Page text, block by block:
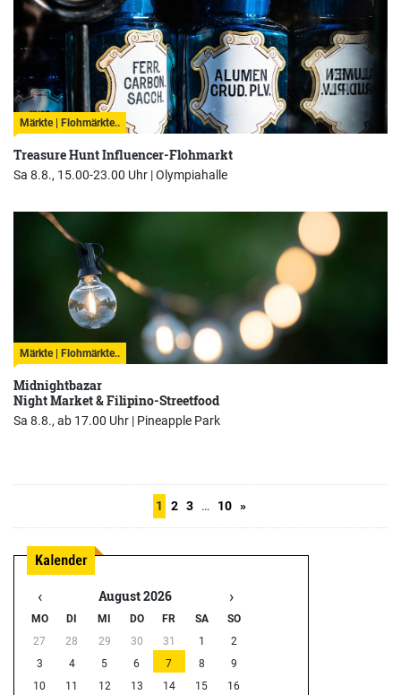
Märkte | Flohmärkte..
Treasure Hunt Influencer-Flohmarkt
Sa 8.8., 15.00-23.00 Uhr |Olympiahalle
Märkte | Flohmärkte..
Midnightbazar
Night Market & Filipino-Streetfood
Sa 8.8., ab 17.00 Uhr | Pineapple Park
1 2 3 … 10 »
‹ August 2026 ›
MO DI MI DO FR SA
SO
27
28 29 30 31 1
2
3
4 5 6 7 8
9
10
11 12 13 14 15
16